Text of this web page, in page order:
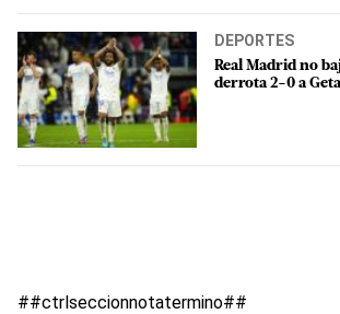
DEPORTES
Real Madrid no
derrota 2-0 a
##ctrlseccionnotatermino##